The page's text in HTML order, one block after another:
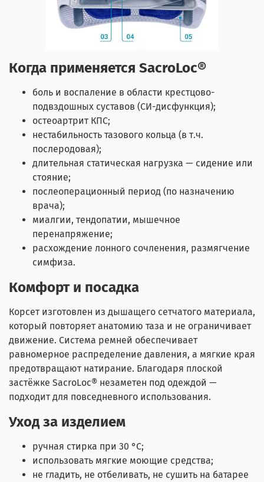
Когда применяется SacroLoc®
боль и воспаление в области крестцово-
подвздошных суставов (СИ-дисфункция);
остеоартрит КПС;
нестабильность тазового кольца (в т.ч.
послеродовая);
длительная статическая нагрузка — сидение или
стояние;
послеоперационный период (по назначению
врача);
миалгии, тендопатии, мышечное
перенапряжение;
расхождение лонного сочленения, размягчение
симфиза.
Комфорт и посадка
Корсет изготовлен из дышащего сетчатого материала,
который повторяет анатомию таза и не ограничивает
движение. Система ремней обеспечивает
равномерное распределение давления, а мягкие края
предотвращают натирание. Благодаря плоской
застёжке SacroLoc® незаметен под одеждой —
подходит для повседневного использования.
Уход за изделием
ручная стирка при 30 °C;
использовать мягкие моющие средства;
не гладить, не отбеливать, не сушить на батарее